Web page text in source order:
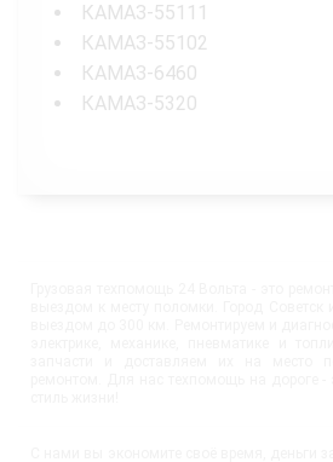
КАМАЗ-55111
КАМАЗ-55102
КАМАЗ-6460
КАМАЗ-5320